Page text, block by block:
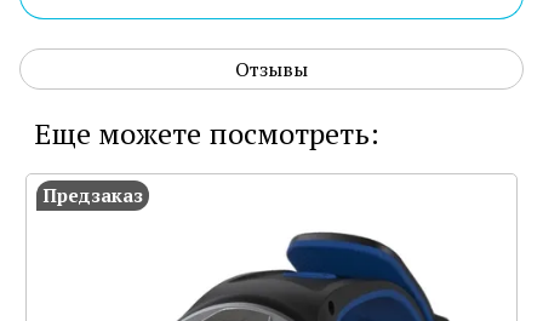
Отзывы
Еще можете посмотреть:
Предзаказ